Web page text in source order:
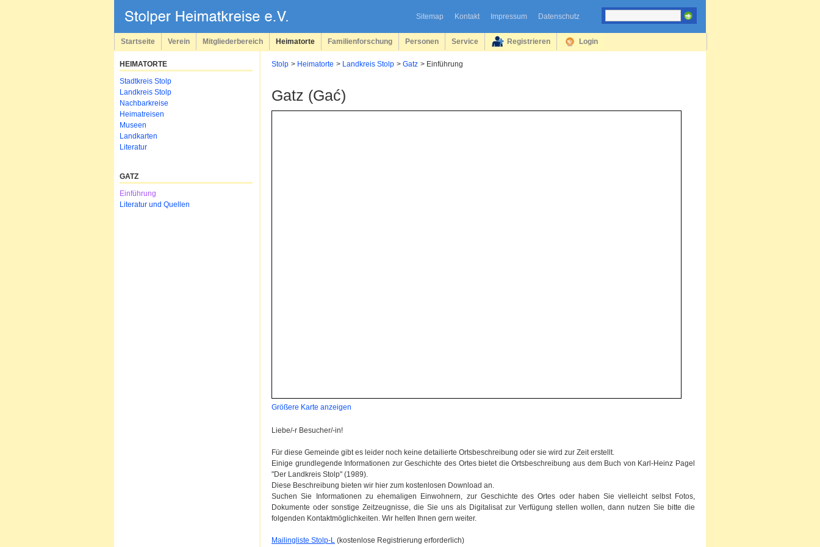
Sitemap Kontakt Impressum Datenschutz
überspringen
Startseite Verein Mitgliederbereich Heimatorte Familienforschung Personen Service Registrieren Login
Stolp Heimatorte Landkreis Stolp Gatz Einführung
Gatz (Gać)
Größere Karte anzeigen
Liebe/-r Besucher/-in!
Für diese Gemeinde gibt es leider noch keine detailierte Ortsbeschreibung oder sie wird zur Zeit erstellt.
Einige grundlegende Informationen zur Geschichte des Ortes bietet die Ortsbeschreibung aus dem Buch von Karl-Heinz Pagel
"Der Landkreis Stolp" (1989).
Diese Beschreibung bieten wir hier zum kostenlosen Download an.
Suchen Sie Informationen zu ehemaligen Einwohnern, zur Geschichte des Ortes oder haben Sie vielleicht selbst Fotos,
Dokumente oder sonstige Zeitzeugnisse, die Sie uns als Digitalisat zur Verfügung stellen wollen, dann nutzen Sie bitte die
folgenden Kontaktmöglichkeiten. Wir helfen Ihnen gern weiter.
Mailingliste Stolp-L (kostenlose Registrierung erforderlich)
HEIMATORTE
Navigation
überspringen
Stadtkreis Stolp
Landkreis Stolp
Nachbarkreise
Heimatreisen
Museen
Landkarten
Literatur
GATZ
Navigation
überspringen
Einführung
Literatur und Quellen